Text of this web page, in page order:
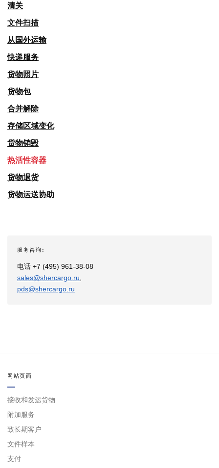
清关
文件扫描
从国外运输
快递服务
货物照片
货物包
合并解除
存储区域变化
货物销毁
热活性容器
货物退货
货物运送协助
服务咨询:
电话 +7 (495) 961-38-08
sales@shercargo.ru
pds@shercargo.ru
网站页面
接收和发运货物
附加服务
致长期客户
文件样本
支付